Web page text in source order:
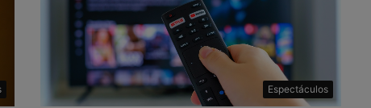
Espectáculos